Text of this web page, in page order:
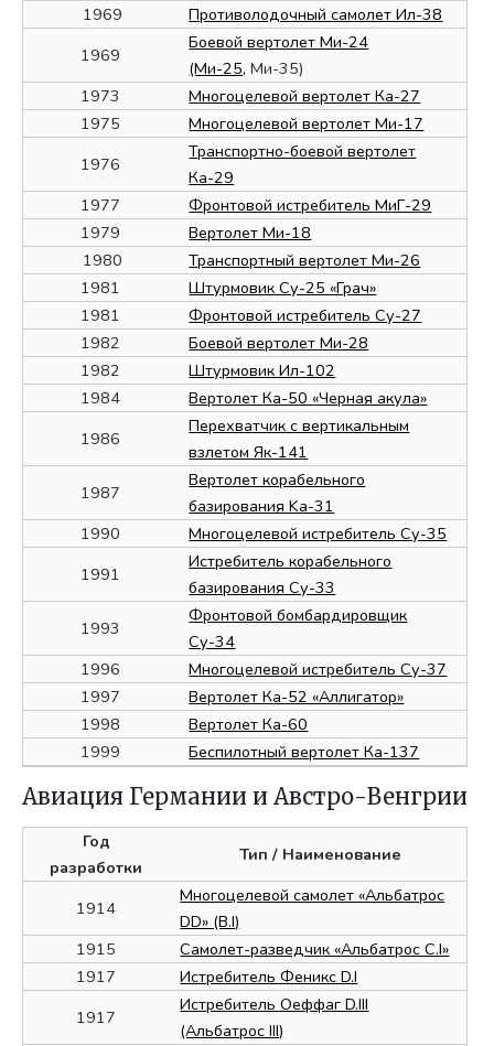
1969
Противолодочный самолет Ил-38
1969
Боевой вертолет Ми-24
(Ми-25, Ми-35)
1973
Многоцелевой вертолет Ка-27
1975
Многоцелевой вертолет Ми-17
1976
Транспортно-боевой вертолет
Ка-29
1977
Фронтовой истребитель МиГ-29
1979
Вертолет Ми-18
1980
Транспортный вертолет Ми-26
1981
Штурмовик Су-25 «Грач»
1981
Фронтовой истребитель Су-27
1982
Боевой вертолет Ми-28
1982
Штурмовик Ил-102
1984
Вертолет Ка-50 «Черная акула»
1986
Перехватчик с вертикальным
взлетом Як-141
1987
Вертолет корабельного
базирования Ka-31
1990
Многоцелевой истребитель Су-35
1991
Истребитель корабельного
базирования Су-33
1993
Фронтовой бомбардировщик
Су-34
1996
Многоцелевой истребитель Су-37
1997
Вертолет Ка-52 «Аллигатор»
1998
Вертолет Ка-60
1999
Беспилотный вертолет Ка-137
Авиация Германии и Австро-Венгрии
Год
разработки
Тип / Наименование
1914
Многоцелевой самолет «Альбатрос
DD» (B.I)
1915
Самолет-разведчик «Альбатрос C.I»
1917
Истребитель Феникс D.I
1917
Истребитель Оеффаг D.III
(Альбатрос III)